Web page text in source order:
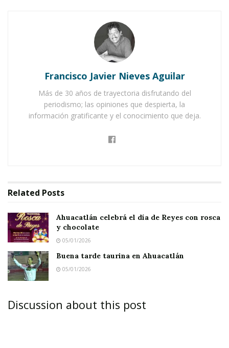
Ahuacatlán celebrá el día de Reyes con rosca y
Buena tarde taurina en Ahuacatlán
Francisco Javier Nieves Aguilar
Más de 30 años de trayectoria disfrutando del
periodismo; las opiniones que despierta, la
información gratificante y el conocimiento que deja.
Related Posts
Ahuacatlán celebrá el día de Reyes con rosca
y chocolate
05/01/2026
Buena tarde taurina en Ahuacatlán
05/01/2026
Discussion about this post